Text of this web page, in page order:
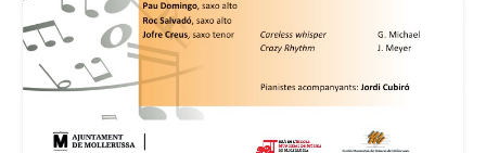
Horaris curs 2026/2027
Contacta